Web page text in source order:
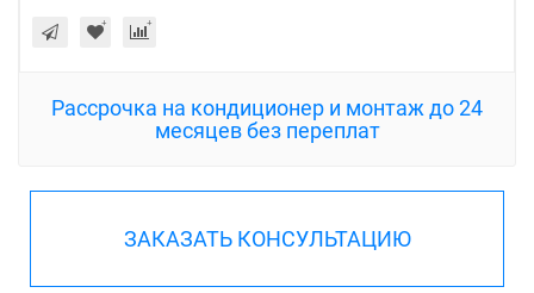
Рассрочка на кондиционер и монтаж до 24
месяцев без переплат
ЗАКАЗАТЬ КОНСУЛЬТАЦИЮ